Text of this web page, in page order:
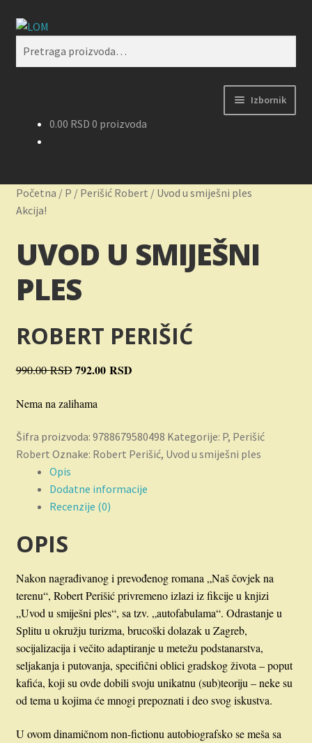
Preskoči
navigaciju
Skoči
Pretraži
Izbornik
Korpa
Kupovina, isporuka i reklamacije
Moj nalog
Privatnost
Uslovi korišćenja
0.00 RSD 0 proizvoda
Početna / P / Perišić Robert / Uvod u smiješni ples
Akcija!
UVOD U SMIJEŠNI
PLES
ROBERT PERIŠIĆ
990.00RSD Originalna
je
990.00 RSD.
792.00 RSDTrenutna
Nema na zalihama
Šifra proizvoda: 9788679580498 Kategorije: P, Perišić
Robert Oznake: Robert Perišić, Uvod u smiješni ples
Opis
Dodatne informacije
Recenzije (0)
OPIS
Nakon nagrađivanog i prevođenog romana „Naš čovjek na
terenu“, Robert Perišić privremeno izlazi iz fikcije u knjizi
„Uvod u smiješni ples“, sa tzv. „autofabulama“. Odrastanje u
Splitu u okružju turizma, brucoški dolazak u Zagreb,
socijalizacija i večito adaptiranje u metežu podstanarstva,
seljakanja i putovanja, specifični oblici gradskog života – poput
kafića, koji su ovde dobili svoju unikatnu (sub)teoriju – neke su
od tema u kojima će mnogi prepoznati i deo svog iskustva.
U ovom dinamičnom non-fictionu autobiografsko se meša sa